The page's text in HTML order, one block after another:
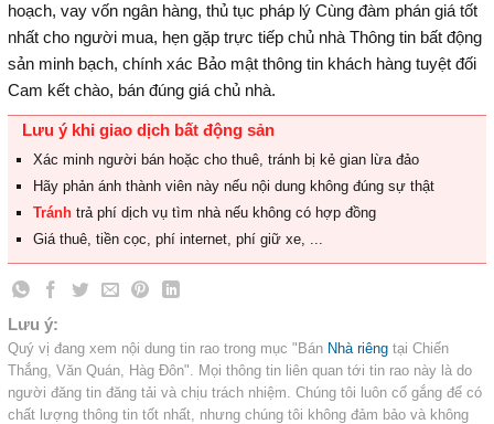
hoạch, vay vốn ngân hàng, thủ tục pháp lý Cùng đàm phán giá tốt
nhất cho người mua, hẹn gặp trực tiếp chủ nhà Thông tin bất động
sản minh bạch, chính xác Bảo mật thông tin khách hàng tuyệt đối
Cam kết chào, bán đúng giá chủ nhà.
Lưu ý khi giao dịch bất động sản
Xác minh người bán hoặc cho thuê, tránh bị kẻ gian lừa đảo
Hãy phản ánh thành viên này nếu nội dung không đúng sự thật
Tránh trả phí dịch vụ tìm nhà nếu không có hợp đồng
Giá thuê, tiền cọc, phí internet, phí giữ xe, ...
Lưu ý:
Quý vị đang xem nội dung tin rao trong mục "Bán Nhà riêng tại Chiến
Thắng, Văn Quán, Hàg Đôn". Mọi thông tin liên quan tới tin rao này là do
người đăng tin đăng tải và chịu trách nhiệm. Chúng tôi luôn cố gắng để có
chất lượng thông tin tốt nhất, nhưng chúng tôi không đảm bảo và không